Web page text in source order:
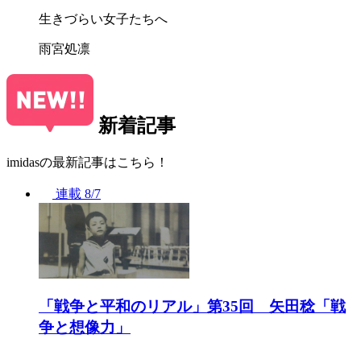
生きづらい女子たちへ
雨宮処凛
新着記事
imidasの最新記事はこちら！
連載 8/7
「戦争と平和のリアル」第35回 矢田稔「戦
争と想像力」